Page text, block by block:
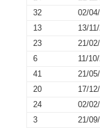
32
02/
13
13/
23
21/
6
11/
41
21/
20
17/
24
02/
3
21/